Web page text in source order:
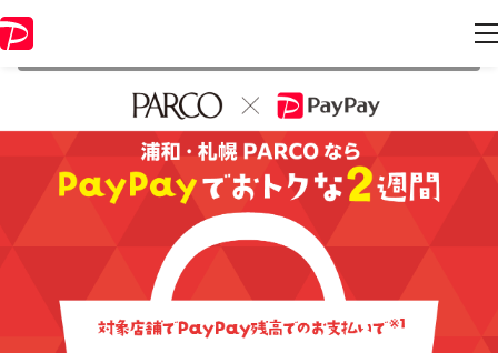
情報はキャンペーン終了時点のものになります。